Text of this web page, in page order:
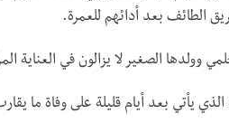
الطائف بعد أدائهم للعمرة.
وولدها الصغير لا يزالون في العناية